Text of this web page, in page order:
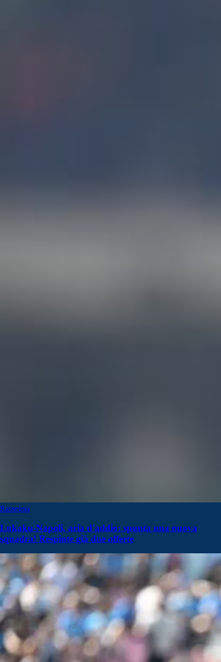
Rassegna
Lukaku-Napoli, aria d'addio: spunta una nuova
squadra! Respinte già due offerte